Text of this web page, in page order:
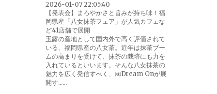
2026-01-07 22:05:40
【発表会】まろやかさと旨みが持ち味！福
岡県産「八女抹茶フェア」が人気カフェな
ど41店舗で展開
玉露の産地として国内外で高く評価されて
いる、福岡県産の八女茶。近年は抹茶ブー
ムの高まりを受けて、抹茶の栽培にも力を
入れているといいます。そんな八女抹茶の
魅力を広く発信すべく、㈱Dream Onが展
開す......